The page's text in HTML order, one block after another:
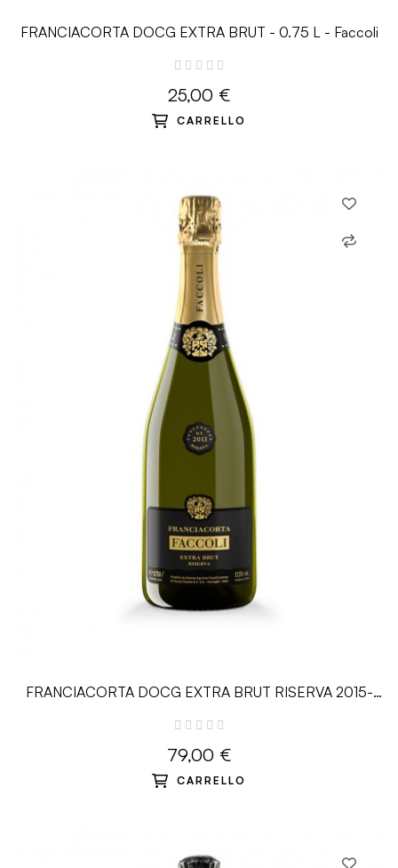
FRANCIACORTA DOCG EXTRA BRUT - 0.75 L - Faccoli
25,00 €
CARRELLO
FRANCIACORTA DOCG EXTRA BRUT RISERVA 2015-
79,00 €
CARRELLO